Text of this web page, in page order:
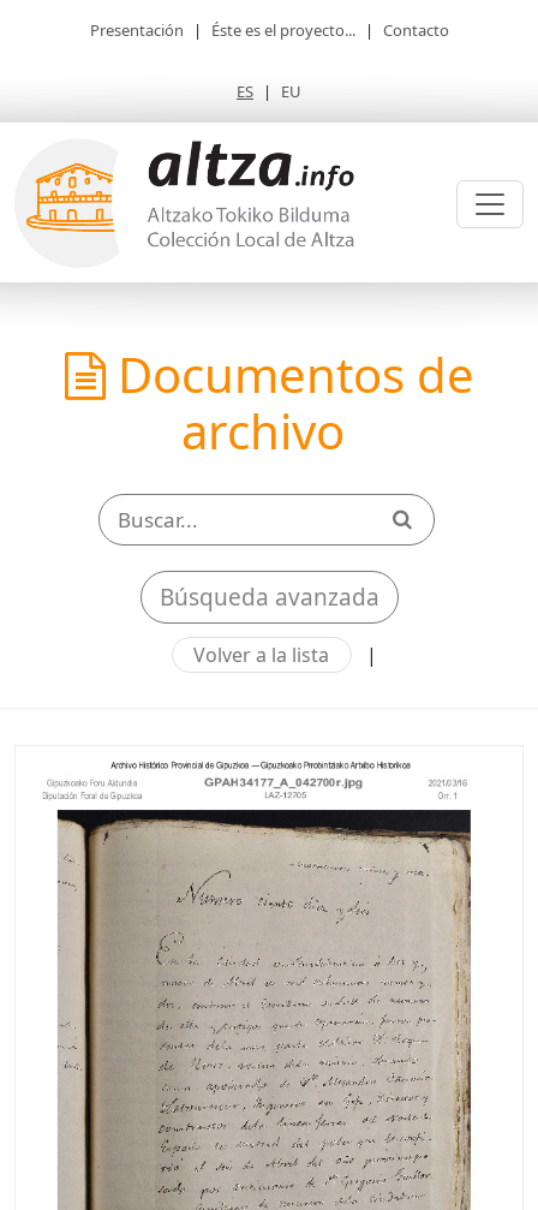
Presentación | Éste es el proyecto... | Contacto
ES | EU
Documentos de
archivo
Búsqueda avanzada
Volver a la lista |